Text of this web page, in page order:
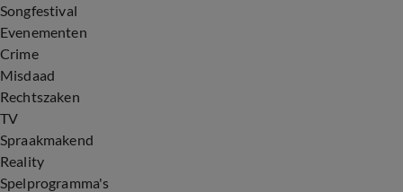
Songfestival
Evenementen
Crime
Misdaad
Rechtszaken
TV
Spraakmakend
Reality
Spelprogramma's